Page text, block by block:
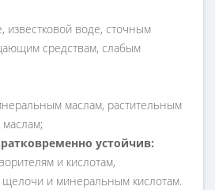
известковой воде, сточным
средствам, слабым
маслам, растительным
устойчив:
и кислотам,
и минеральным кислотам.